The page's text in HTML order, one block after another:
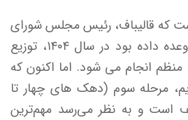
که قالیباف، رئیس مجلس شورای
اسلامی، چند ماه قبل وعده داده بود در سال ۱۴۰۴، توزیع
منظم انجام می شود. اما اکنون که
مرحله سوم (دهک های چهار تا
است و به نظر می‌رسد مهم‌ترین